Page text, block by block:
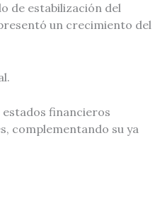
de estabilización del
un crecimiento del
financieros
complementando su ya